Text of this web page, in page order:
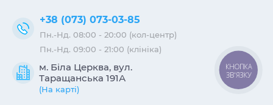
м. Біла Церква, вул.
Таращанська 191А
(На карті)
+38 (073) 073-03-85
Пн.-Нд. 08:00 - 20:00 (кол-центр)
Пн.-Нд. 09:00 - 21:00 (клініка)
КНОПКА
ЗВ'ЯЗКУ